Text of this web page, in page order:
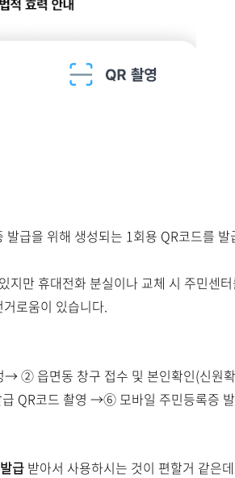
발급을 위해 생성되는 1회용 QR코드를 발
지만 휴대전화 분실이나 교체 시 주민센
로움이 있습니다.
→ ② 읍면동 창구 접수 및 본인확인(신
QR코드 촬영 →⑥ 모바일 주민등록증
급 받아서 사용하시는 것이 편할거 같은